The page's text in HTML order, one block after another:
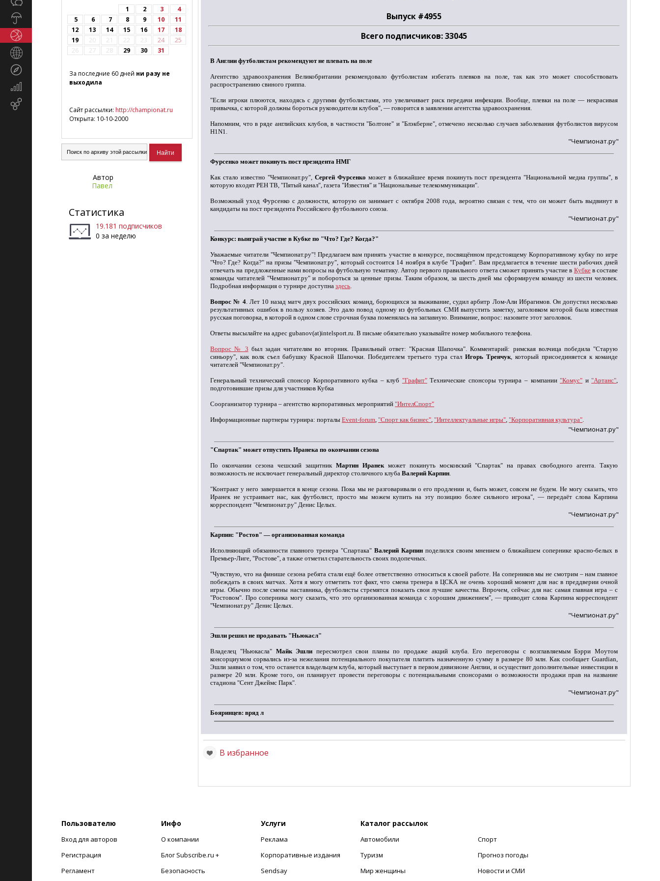
Экономика
маркетинг
1 2 3
4
5
6 7 8 9 10
11
12
13 14 15 16 17
18
19
20 21 22 23 24
25
26
27 28 29 30 31
За последние 60 дней ни разу не
выходила
Сайт рассылки: http://championat.ru
Открыта: 10-10-2000
Автор
Павел
Статистика
19.181 подписчиков
0 за неделю
Выпуск #4955
Всего подписчиков: 33045
В Англии футболистам рекомендуют не плевать на поле
Агентство здравоохранения Великобритании рекомендовало футболистам избегать плевков на поле, так как это может способствовать
распространению свиного гриппа.
"Если игроки плюются, находясь с другими футболистами, это увеличивает риск передачи инфекции. Вообще, плевки на поле — некрасивая
привычка, с которой должны бороться руководители клубов", — говорится в заявлении агентства здравоохранения.
Напомним, что в ряде английских клубов, в частности "Болтоне" и "Блэкберне", отмечено несколько случаев заболевания футболистов вирусом
H1N1.
"Чемпионат.ру"
Фурсенко может покинуть пост президента НМГ
Как стало известно "Чемпионат.ру", Сергей Фурсенко может в ближайшее время покинуть пост президента "Национальной медиа группы", в
которую входят РЕН ТВ, "Пятый канал", газета "Известия" и "Национальные телекоммуникации".
Возможный уход Фурсенко с должности, которую он занимает с октября 2008 года, вероятно связан с тем, что он может быть выдвинут в
кандидаты на пост президента Российского футбольного союза.
"Чемпионат.ру"
Конкурс: выиграй участие в Кубке по "Что? Где? Когда?"
Уважаемые читатели "Чемпионат.ру"! Предлагаем вам принять участие в конкурсе, посвящённом предстоящему Корпоративному кубку по игре
"Что? Где? Когда?" на призы "Чемпионат.ру", который состоится 14 ноября в клубе "Графит". Вам предлагается в течение шести рабочих дней
отвечать на предложенные нами вопросы на футбольную тематику. Автор первого правильного ответа сможет принять участие в Кубкев составе
команды читателей "Чемпионат.ру" и побороться за ценные призы. Таким образом, за шесть дней мы сформируем команду из шести человек.
Подробная информация о турнире доступназдесь.
Вопрос № 4. Лет 10 назад матч двух российских команд, борющихся за выживание, судил арбитр Лом-Али Ибрагимов. Он допустил несколько
результативных ошибок в пользу хозяев. Это дало повод одному из футбольных СМИ выпустить заметку, заголовком которой была известная
русская поговорка, в которой в одном слове строчная буква поменялась на заглавную. Внимание, вопрос: назовите этот заголовок.
Ответы высылайте на адрес gubanov(at)intelsport.ru. В письме обязательно указывайте номер мобильного телефона.
Вопрос № 3 был задан читателям во вторник. Правильный ответ: "Красная Шапочка". Комментарий: римская волчица победила "Старую
синьору", как волк съел бабушку Красной Шапочки. Победителем третьего тура стал Игорь Тренчук, который присоединяется к команде
читателей "Чемпионат.ру".
Генеральный технический спонсор Корпоративного кубка – клуб "Графит"Технические спонсоры турнира – компании"Комус" и"Артанс",
подготовившие призы для участников Кубка
Соорганизатор турнира – агентство корпоративных мероприятий"ИнтелСпорт"
Информационные партнеры турнира: порталыEvent-forum,"Спорт как бизнес","Интеллектуальные игры","Корпоративная культура".
"Чемпионат.ру"
"Спартак" может отпустить Иранека по окончании сезона
По окончании сезона чешский защитникМартин Иранекможет покинуть московский "Спартак" на правах свободного агента. Такую
возможность не исключает генеральный директор столичного клубаВалерий Карпин.
"Контракт у него завершается в конце сезона. Пока мы не разговаривали о его продлении и, быть может, совсем не будем. Не могу сказать, что
Иранек не устраивает нас, как футболист, просто мы можем купить на эту позицию более сильного игрока", — передаёт слова Карпина
корреспондент "Чемпионат.ру" Денис Целых.
"Чемпионат.ру"
Карпин: "Ростов" — организованная команда
Исполняющий обязанности главного тренера "Спартака"Валерий Карпин поделился своим мнением о ближайшем сопернике красно-белых в
Премьер-Лиге, "Ростове", а также отметил старательность своих подопечных.
"Чувствую, что на финише сезона ребята стали ещё более ответственно относиться к своей работе. На соперников мы не смотрим – нам главное
побеждать в своих матчах. Хотя я могу отметить тот факт, что смена тренера в ЦСКА не очень хороший момент для нас в преддверии очной
игры. Обычно после смены наставника, футболисты стремятся показать свои лучшие качества. Впрочем, сейчас для нас самая главная игра – с
"Ростовом". Про соперника могу сказать, что это организованная команда с хорошим движением", — приводит слова Карпина корреспондент
"Чемпионат.ру" Денис Целых.
"Чемпионат.ру"
Эшли решил не продавать "Ньюкасл"
Владелец "Ньюкасла" Майк Эшли пересмотрел свои планы по продаже акций клуба. Его переговоры с возглавляемым Бэрри Моутом
консорциумом сорвались из-за нежелания потенциального покупателя платить назначенную сумму в размере 80 млн. Как сообщает Guardian,
Эшли заявил о том, что останется владельцем клуба, который выступает в первом дивизионе Англии, и осуществит дополнительные инвестиции в
размере 20 млн. Кроме того, он планирует провести переговоры с потенциальными спонсорами о возможности продажи прав на название
стадиона "Сент Джеймс Парк".
"Чемпионат.ру"
Бояринцев: вряд л
В избранное
Пользователю
Вход для авторов
Регистрация
Регламент
Инфо
О компании
Блог Subscribe.ru +
Безопасность
Услуги
Реклама
Корпоративные издания
Sendsay
Каталог рассылок
Автомобили
Туризм
Мир женщины
Спорт
Прогноз погоды
Новости и СМИ